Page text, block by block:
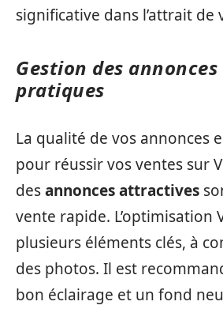
significative dans l’attrait de
Gestion des
pratiques
La qualité de vos annonces
pour réussir vos ventes sur
desannonces attractives
vente rapide. L’optimisation
plusieurs éléments clés, à
des photos. Il est
bon éclairage et un fond